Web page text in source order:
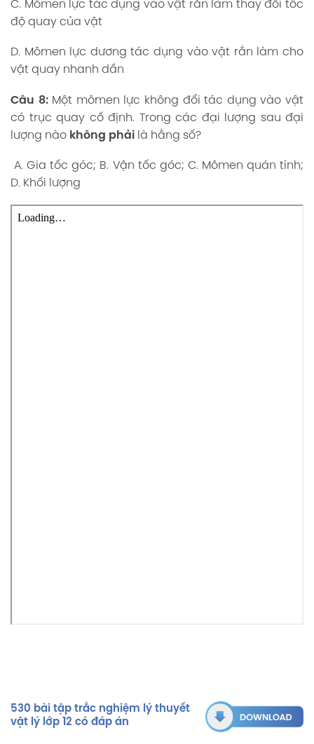
C. Mômen lực tác dụng vào vật rắn làm thay đổi tốc
độ quay của vật
D. Mômen lực dương tác dụng vào vật rắn làm cho
vật quay nhanh dần
Câu 8: Một mômen lực không đổi tác dụng vào vật
có trục quay cố định. Trong các đại lượng sau đại
lượng nào không phải là hằng số?
A. Gia tốc góc; B. Vận tốc góc; C. Mômen quán tính;
D. Khối lượng
530 bài tập trắc nghiệm lý thuyết
vật lý lớp 12 có đáp án